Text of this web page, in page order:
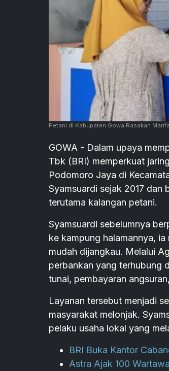
Petani di Kabupaten Gowa Rasakan
GOWA - Dalam upaya
Tbk (BRI) memperkuat
Podomoro Jaya di
Syamsuardi sejak 2017 dan
terutama kalangan petani.
Syamsuardi sebelumnya
ke kampung halamannya,
mudah dijangkau. Melalui
perbankan yang terhubung
tunai, pembayaran
Layanan tersebut menjadi
masyarakat melonjak.
pelaku usaha lokal yang
BRI Buka Kantor
Astra Ajak 100